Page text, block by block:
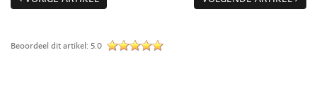
Beoordeel dit artikel: 5.0